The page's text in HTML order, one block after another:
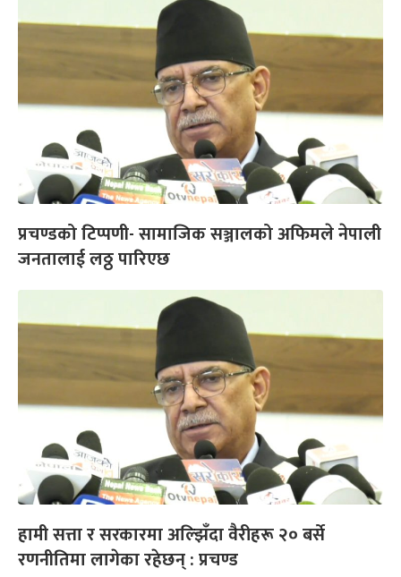
प्रचण्डको टिप्पणी- सामाजिक सञ्जालको अफिमले नेपाली
जनतालाई लठ्ठ पारिएछ
हामी सत्ता र सरकारमा अल्झिँदा वैरीहरू २० बर्से
रणनीतिमा लागेका रहेछन् : प्रचण्ड